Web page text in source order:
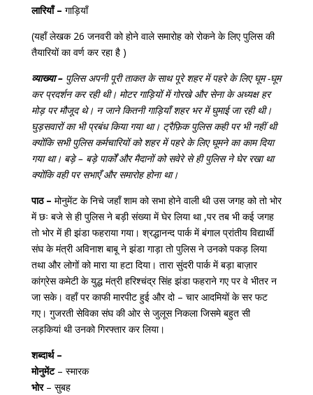
लारियाँ – गाड़ियाँ
(यहाँ लेखक 26 जनवरी को होने वाले समारोह को रोकने के लिए पुलिस की
तैयारियों का वर्ण कर रहा है )
व्याख्या – पुलिस अपनी पूरी ताकत के साथ पूरे शहर में पहरे के लिए घूम -घूम
कर प्रदर्शन कर रही थी। मोटर गाड़ियों में गोरखे और सेना के अध्यक्ष हर
मोड़ पर मौजूद थे। न जाने कितनी गाड़ियाँ शहर भर में घुमाई जा रही थी।
घुड़सवारों का भी प्रबंध किया गया था। ट्रैफ़िक पुलिस कही पर भी नहीं थी
क्योंकि सभी पुलिस कर्मचारियों को शहर में पहरे के लिए घूमने का काम दिया
गया था। बड़े – बड़े पार्कों और मैदानों को सवेरे से ही पुलिस ने घेर रखा था
क्योंकि वही पर सभाएँ और समारोह होना था।
पाठ – मोनुमेंट के निचे जहाँ शाम को सभा होने वाली थी उस जगह को तो भोर
में छः बजे से ही पुलिस ने बड़ी संख्या में घेर लिया था ,पर तब भी कई जगह
तो भोर में ही झंडा फहराया गया। श्रद्धानन्द पार्क में बंगाल प्रांतीय विद्यार्थी
संघ के मंत्री अविनाश बाबू ने झंडा गाड़ा तो पुलिस ने उनको पकड़ लिया
तथा और लोगों को मारा या हटा दिया। तारा सुंदरी पार्क में बड़ा बाज़ार
कांग्रेस कमेटी के युद्ध मंत्री हरिश्चंद्र सिंह झंडा फहराने गए पर वे भीतर न
जा सके। वहाँ पर काफी मारपीट हुई और दो – चार आदमियों के सर फट
गए। गुजरती सेविका संघ की ओर से जुलूस निकला जिसमे बहुत सी
लड़कियां थी उनको गिरफ्तार कर लिया।
शब्दार्थ –
मोनुमेंट– स्मारक
भोर– सुबह